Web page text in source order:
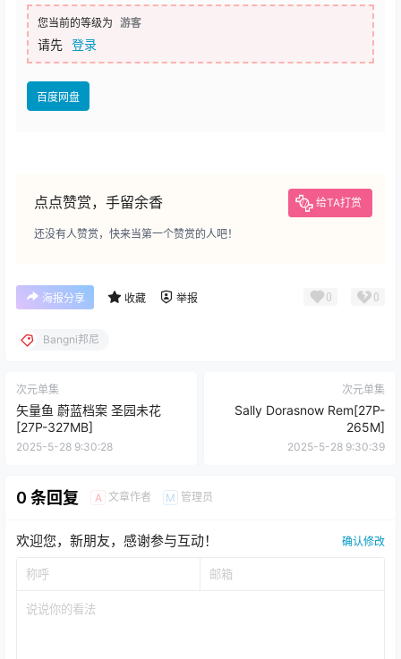
您当前的等级为 游客
请先 登录
百度网盘
点点赞赏，手留余香 给TA打赏
还没有人赞赏，快来当第一个赞赏的人吧！
海报分享 收藏 举报 0 0
Bangni邦尼
次元单集
矢量鱼 蔚蓝档案 圣园未花
[27P-327MB]
2025-5-28 9:30:28
次元单集
Sally Dorasnow Rem[27P-
265M]
2025-5-28 9:30:39
0 条回复 A 文章作者 M 管理员
欢迎您，新朋友，感谢参与互动！ 确认修改